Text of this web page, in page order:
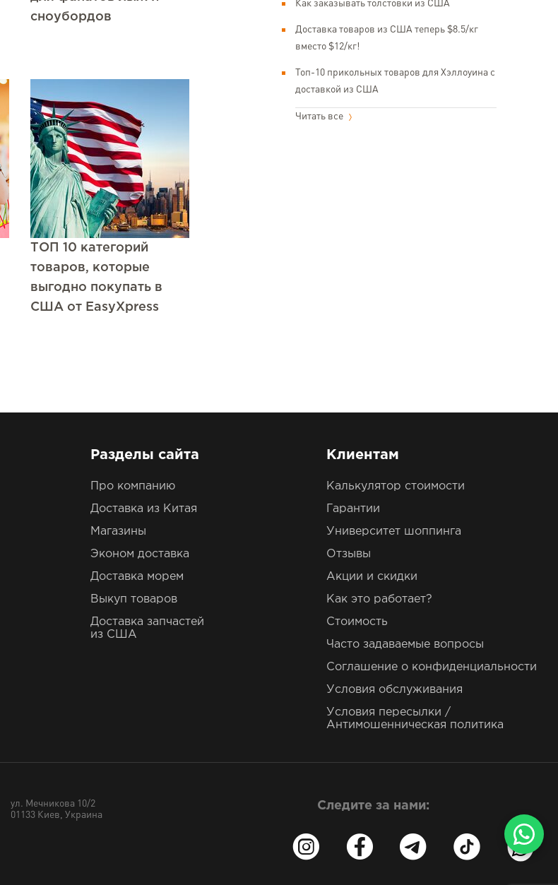
сноубордов
ТОП 10 категорий
товаров, которые
выгодно покупать в
США от EasyXpress
Как заказывать толстовки из США
Доставка товаров из США теперь $8.5/кг
вместо $12/кг!
Топ-10 прикольных товаров для Хэллоуина с
доставкой из США
Читать все
Разделы сайта
Про компанию
Доставка из Китая
Магазины
Эконом доставка
Доставка морем
Выкуп товаров
Доставка запчастей
из США
Клиентам
Калькулятор стоимости
Гарантии
Университет шоппинга
Отзывы
Акции и скидки
Как это работает?
Стоимость
Часто задаваемые вопросы
Соглашение о конфиденциальности
Условия обслуживания
Условия пересылки /
Антимошенническая политика
ул. Мечникова 10/2
01133 Киев, Украина
Следите за нами: